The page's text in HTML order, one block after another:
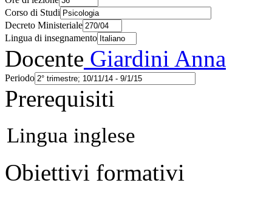
Corso di Studi
Decreto Ministeriale
Lingua di insegnamento
Docente Giardini Anna
Periodo
Prerequisiti
Lingua inglese
Obiettivi formativi